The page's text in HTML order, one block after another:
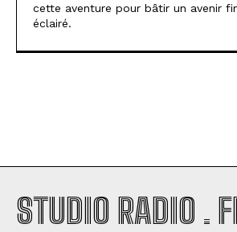
cette aventure pour bâtir un avenir
éclairé.
STUDIO RADIO .